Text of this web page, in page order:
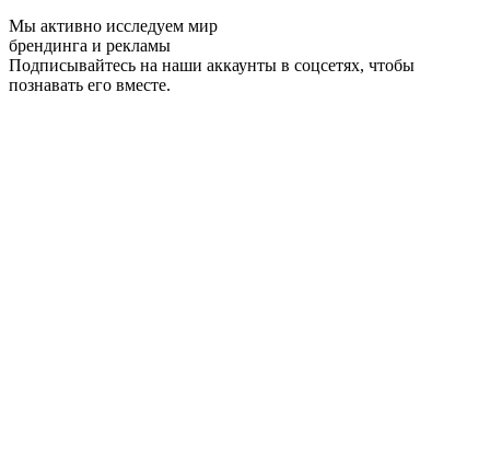
Мы активно исследуем мир
брендинга и рекламы
Подписывайтесь на наши аккаунты в соцсетях, чтобы
познавать его вместе.